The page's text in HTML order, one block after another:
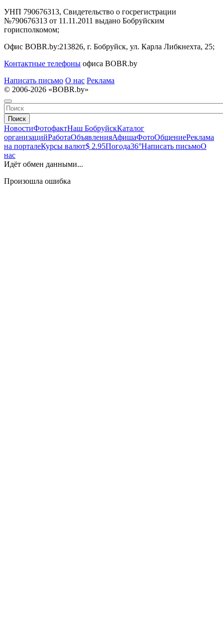
УНП 790676313, Свидетельство о госрегистрации
№790676313 от 11.11.2011 выдано Бобруйским
горисполкомом;
Офис BOBR.by:213826, г. Бобруйск, ул. Карла Либкнехта, 25;
Контактные телефоны офиса BOBR.by
Написать письмо О нас Реклама
© 2006-2026 «BOBR.by»
Поиск
НовостиФотофактНаш БобруйскКаталог
организацийРаботаОбъявленияАфишаФотоОбщениеРеклама
на порталеКурсы валют$ 2.95Погода36°Написать письмоО
нас
Идёт обмен данными...
Произошла ошибка